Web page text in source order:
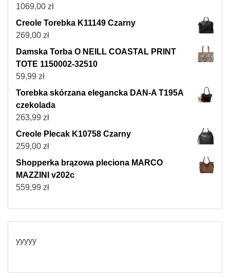
1069,00 zł
Creole Torebka K11149 Czarny
269,00 zł
Damska Torba O NEILL COASTAL PRINT
TOTE 1150002-32510
59,99 zł
Torebka skórzana elegancka DAN-A T195A
czekolada
263,99 zł
Creole Plecak K10758 Czarny
259,00 zł
Shopperka brązowa pleciona MARCO
MAZZINI v202c
559,99 zł
yyyyy